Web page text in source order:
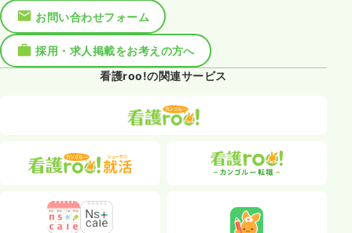
お問い合わせフォーム
採用・求人掲載をお考えの方へ
看護roo!の関連サービス